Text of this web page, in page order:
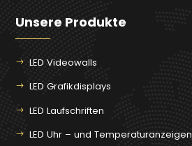
Unsere Produkte
LED Videowalls
LED Grafikdisplays
LED Laufschriften
LED Uhr – und Temperaturanzeigen